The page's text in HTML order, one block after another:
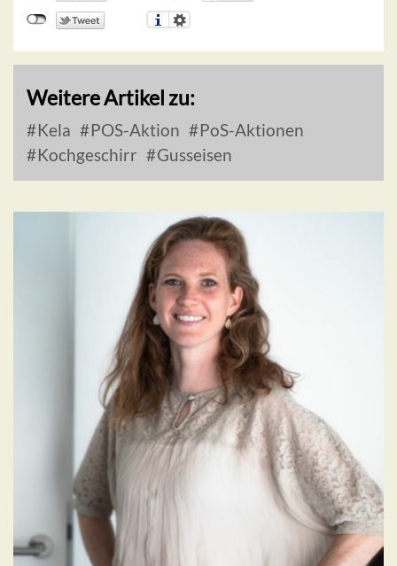
Weitere Artikel zu:
Kela POS-Aktion
PoS-Aktionen
Kochgeschirr
Gusseisen